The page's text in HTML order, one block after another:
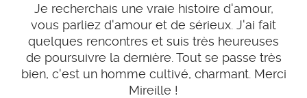
Je recherchais une vraie histoire d'amour,
vous parliez d'amour et de sérieux. J'ai fait
quelques rencontres et suis très heureuses
de poursuivre la dernière. Tout se passe très
bien, c'est un homme cultivé, charmant. Merci
Mireille !